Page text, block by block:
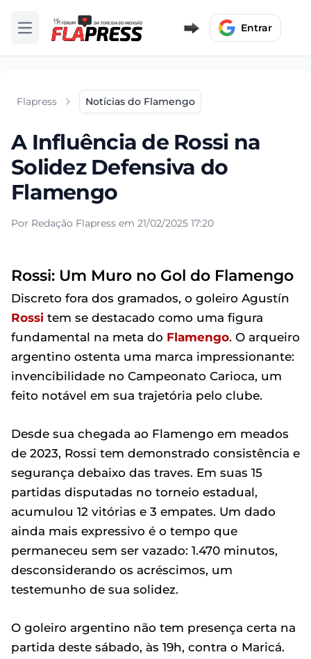
Abrir menu Entrar
Flapress Notícias do Flamengo
A Influência de Rossi na
Solidez Defensiva do
Flamengo
Por Redação Flapress em 21/02/2025 17:20
Rossi: Um Muro no Gol do Flamengo
Discreto fora dos gramados, o goleiro Agustín
Rossi tem se destacado como uma figura
fundamental na meta do Flamengo. O arqueiro
argentino ostenta uma marca impressionante:
invencibilidade no Campeonato Carioca, um
feito notável em sua trajetória pelo clube.
Desde sua chegada ao Flamengo em meados
de 2023, Rossi tem demonstrado consistência e
segurança debaixo das traves. Em suas 15
partidas disputadas no torneio estadual,
acumulou 12 vitórias e 3 empates. Um dado
ainda mais expressivo é o tempo que
permaneceu sem ser vazado: 1.470 minutos,
desconsiderando os acréscimos, um
testemunho de sua solidez.
O goleiro argentino não tem presença certa na
partida deste sábado, às 19h, contra o Maricá.